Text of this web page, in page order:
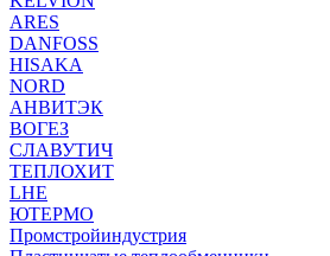
ARES
DANFOSS
HISAKA
NORD
АНВИТЭК
ВОГЕЗ
СЛАВУТИЧ
ТЕПЛОХИТ
LHE
ЮТЕРМО
Промстройиндустрия